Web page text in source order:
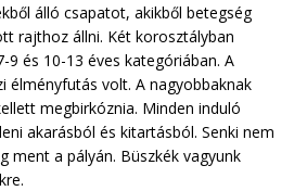
álló csapatot, akikből betegség
rajthoz állni. Két korosztályban
9 és 10-13 éves kategóriában. A
élményfutás volt. A nagyobbaknak
megbirkóznia. Minden induló
akarásból és kitartásból. Senki nem
ment a pályán. Büszkék vagyunk